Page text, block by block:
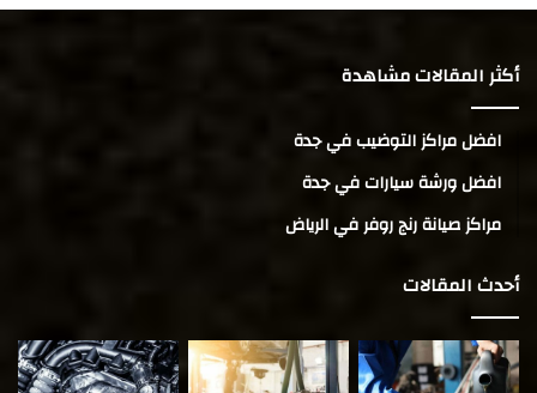
أكثر المقالات مشاهدة
افضل مراكز التوضيب في جدة
افضل ورشة سيارات في جدة
مراكز صيانة رنج روفر في الرياض
أحدث المقالات